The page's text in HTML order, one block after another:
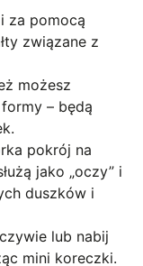
za pomocą
związane z
możesz
– będą
pokrój na
jako „oczy” i
duszków i
lub nabij
mini koreczki.